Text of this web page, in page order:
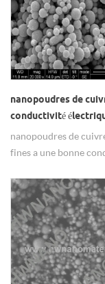
nanopoudres de
conductivité
nanopoudres de
fines a une bonne
électrique.